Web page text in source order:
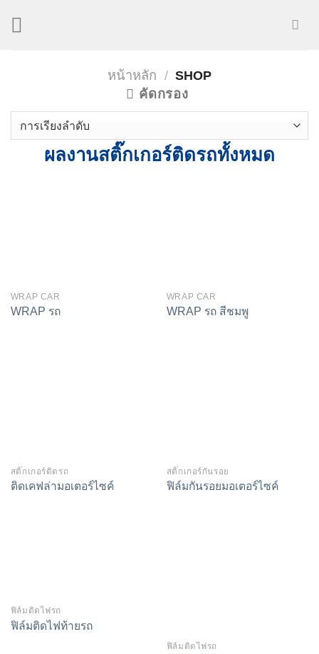
หน้าหลัก / SHOP
คัดกรอง
ผลงานสติ๊กเกอร์ติดรถทั้งหมด
WRAP CAR
WRAP รถ
WRAP CAR
WRAP รถ สีชมพู
สติ๊กเกอร์ติดรถ
ติดเคฟล่ามอเตอร์ไซค์
สติ๊กเกอร์กันรอย
ฟิล์มกันรอยมอเตอร์ไซค์
ฟิล์มติดไฟรถ
ฟิล์มติดไฟท้ายรถ
ฟิล์มติดไฟรถ